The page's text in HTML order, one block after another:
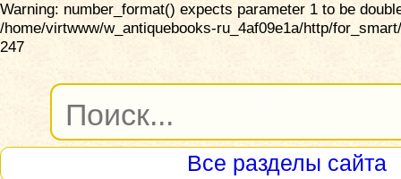
Warning: number_format() expects parameter 1 to be
/home/virtwww/w_antiquebooks-ru_4af09e1a/http/
247
Все разделы сайта